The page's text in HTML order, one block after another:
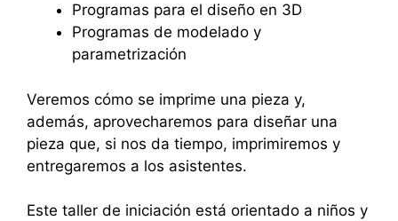
Programas para el diseño en 3D
Programas de modelado y
parametrización
Veremos cómo se imprime una pieza y,
además, aprovecharemos para diseñar una
pieza que, si nos da tiempo, imprimiremos y
entregaremos a los asistentes.
Este taller de iniciación está orientado a niños y